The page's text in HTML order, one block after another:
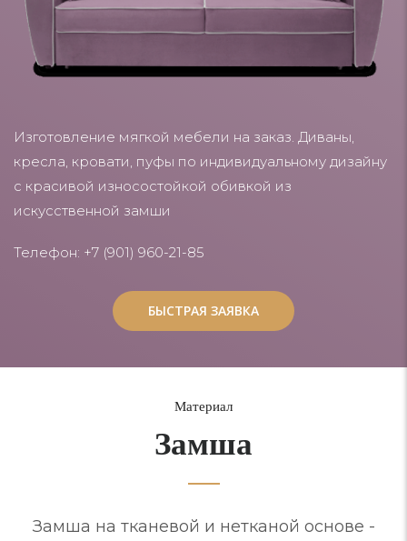
Изготовление мягкой мебели на заказ. Диваны,
кресла, кровати, пуфы по индивидуальному дизайну
с красивой износостойкой обивкой из
искусственной замши
Телефон: +7 (901) 960-21-85
БЫСТРАЯ ЗАЯВКА
БЫСТРАЯ ЗАЯВКА
Материал
Замша
Замша на тканевой и нетканой основе -